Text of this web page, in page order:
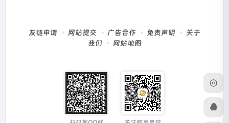
友链申请 网站提交 广告合作 免责声明
关于
我们
网站地图